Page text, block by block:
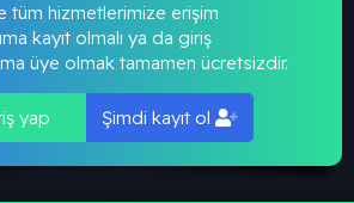
tüm hizmetlerimize erişim
kayıt olmalı ya da giriş
üye olmak tamamen ücretsizdir.
yap Şimdi kayıt ol